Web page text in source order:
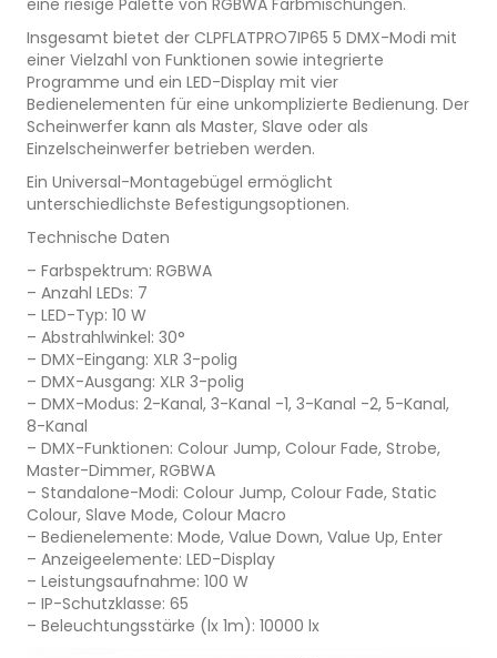
eine riesige Palette von RGBWA Farbmischungen.
Insgesamt bietet der CLPFLATPRO7IP65 5 DMX-Modi mit
einer Vielzahl von Funktionen sowie integrierte
Programme und ein LED-Display mit vier
Bedienelementen für eine unkomplizierte Bedienung. Der
Scheinwerfer kann als Master, Slave oder als
Einzelscheinwerfer betrieben werden.
Ein Universal-Montagebügel ermöglicht
unterschiedlichste Befestigungsoptionen.
Technische Daten
– Farbspektrum: RGBWA
– Anzahl LEDs: 7
– LED-Typ: 10 W
– Abstrahlwinkel: 30°
– DMX-Eingang: XLR 3-polig
– DMX-Ausgang: XLR 3-polig
– DMX-Modus: 2-Kanal, 3-Kanal -1, 3-Kanal -2, 5-Kanal,
8-Kanal
– DMX-Funktionen: Colour Jump, Colour Fade, Strobe,
Master-Dimmer, RGBWA
– Standalone-Modi: Colour Jump, Colour Fade, Static
Colour, Slave Mode, Colour Macro
– Bedienelemente: Mode, Value Down, Value Up, Enter
– Anzeigeelemente: LED-Display
– Leistungsaufnahme: 100 W
– IP-Schutzklasse: 65
– Beleuchtungsstärke (lx 1m): 10000 lx